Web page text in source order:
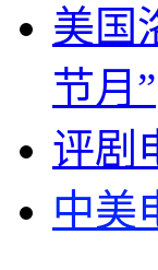
美国
节月”
评剧
中美